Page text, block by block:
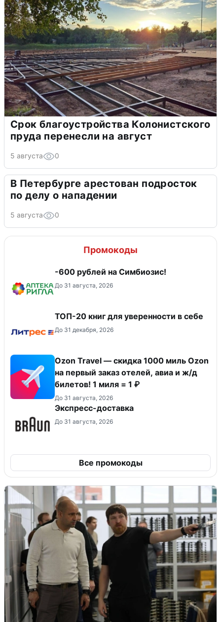
Срок благоустройства Колонистского
пруда перенесли на август
5 августа 0
В Петербурге арестован подросток
по делу о нападении
5 августа 0
Промокоды
-600 рублей на Симбиозис!
До 31 августа, 2026
ТОП-20 книг для уверенности в себе
До 31 декабря, 2026
Ozon Travel — скидка 1000 миль Ozon
на первый заказ отелей, авиа и ж/д
билетов! 1 миля = 1 ₽
До 31 августа, 2026
Экспресс-доставка
До 31 августа, 2026
Все промокоды